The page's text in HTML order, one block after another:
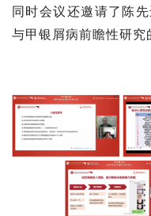
同时会议还邀请了陈
与甲银屑病前瞻性研究